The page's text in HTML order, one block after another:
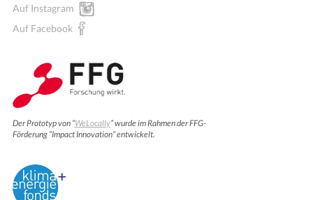
Auf Instagram
Auf Facebook
Der Prototyp von “WeLocally” wurde im Rahmen der FFG-
Förderung “Impact Innovation” entwickelt.